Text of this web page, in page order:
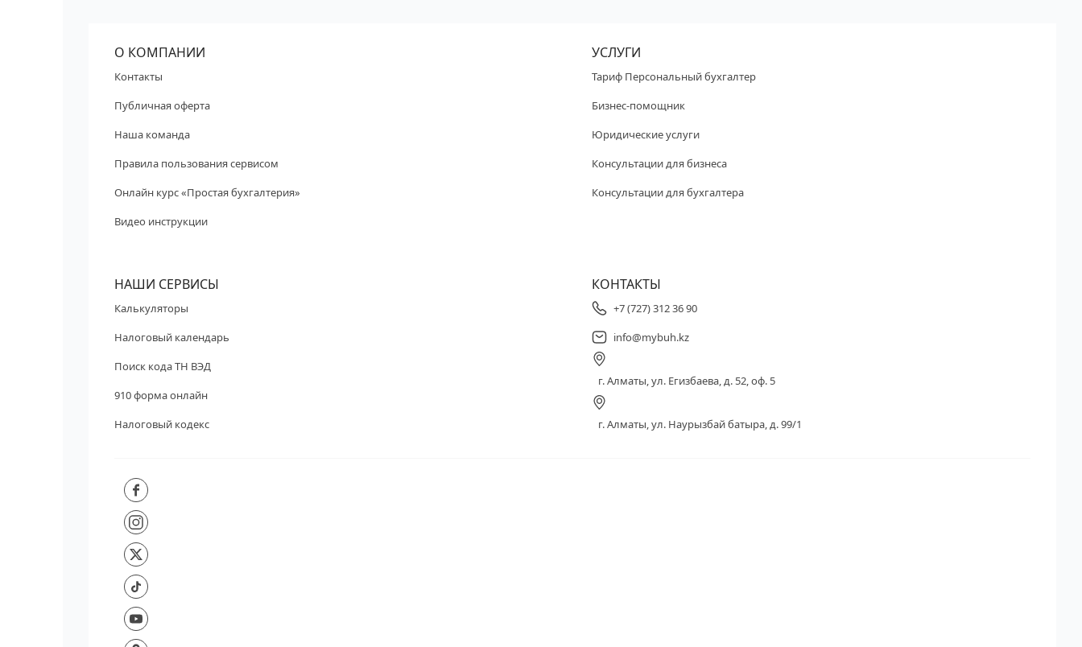
О КОМПАНИИ
Контакты
Публичная оферта
Наша команда
Правила пользования сервисом
Онлайн курс «Простая бухгалтерия»
Видео инструкции
УСЛУГИ
Тариф Персональный бухгалтер
Бизнес-помощник
Юридические услуги
Консультации для бизнеса
Консультации для бухгалтера
НАШИ СЕРВИСЫ
Калькуляторы
Налоговый календарь
Поиск кода ТН ВЭД
910 форма онлайн
Налоговый кодекс
КОНТАКТЫ
+7 (727) 312 36 90
info@mybuh.kz
г. Алматы, ул. Егизбаева, д. 52, оф. 5
г. Алматы, ул. Наурызбай батыра, д. 99/1